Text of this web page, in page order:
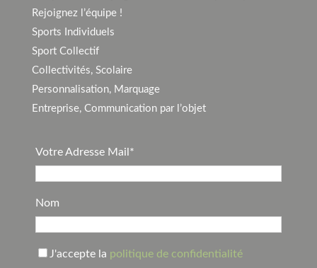
Rejoignez l’équipe !
Sports Individuels
Sport Collectif
Collectivités, Scolaire
Personnalisation, Marquage
Entreprise, Communication par l’objet
Votre Adresse Mail*
Nom
J'accepte la politique de confidentialité